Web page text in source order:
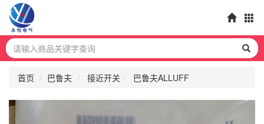
首页 巴鲁夫 接近开关 巴鲁夫ALLUFF